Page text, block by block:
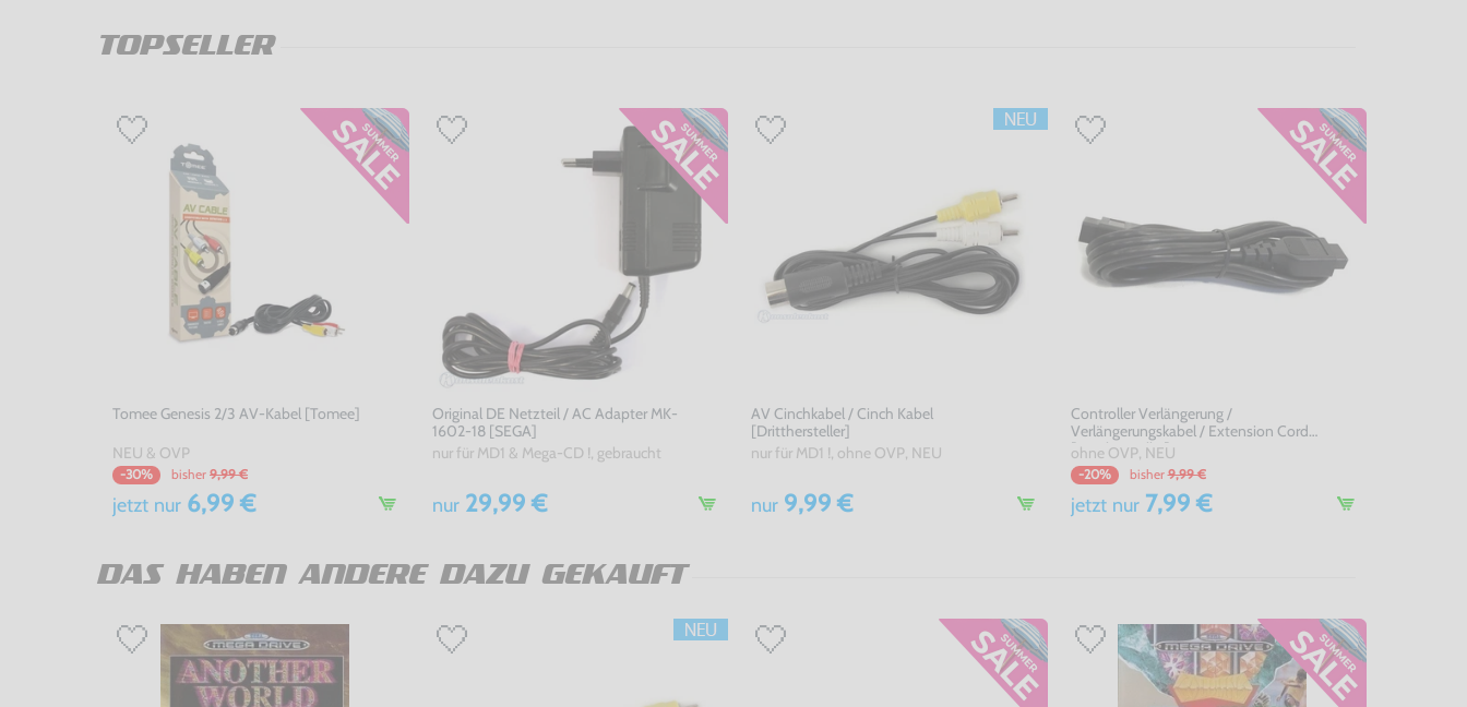
TOPSELLER
Tomee Genesis 2/3 AV-Kabel [Tomee]
NEU & OVP
-30% bisher 9,99 €
jetzt nur 6,99 €
Original DE Netzteil / AC Adapter MK-
1602-18 [SEGA]
nur für MD1 & Mega-CD !, gebraucht
nur29,99 €
AV Cinchkabel / Cinch Kabel
[Dritthersteller]
nur für MD1 !, ohne OVP, NEU
nur 9,99 €
Controller Verlängerung /
Verlängerungskabel / Extension Cord
[Dritthersteller]
ohne OVP, NEU
-20% bisher 9,99 €
jetzt nur7,99 €
DAS HABEN ANDERE DAZU GEKAUFT